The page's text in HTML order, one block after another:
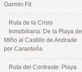
Garmin Fit
Ruta de la Crisis
Inmobiliaria: De la Playa de
Miño al Castillo de Andrade
por Carantoña
Ruta del Contraste: Playa